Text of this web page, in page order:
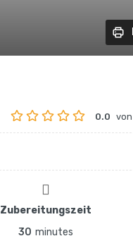
0.0 von
Zubereitungszeit
30 minutes